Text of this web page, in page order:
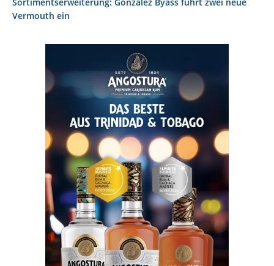
Vermouth ein